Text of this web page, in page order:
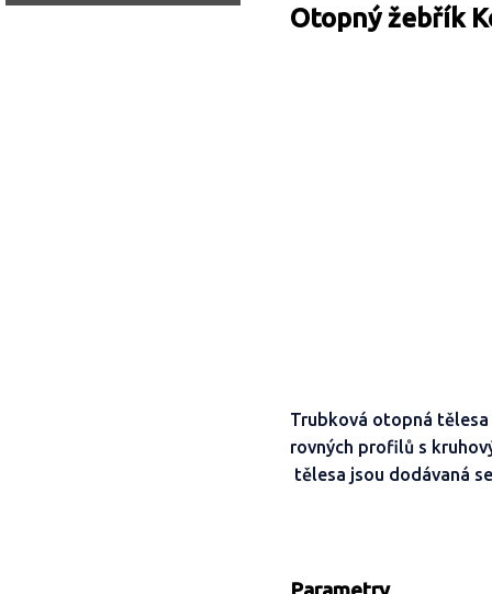
SERVIS A REVIZE KOTLŮ,Otopný žebřík
Trubková otopná tělesa
rovných profilů s
tělesa jsou dodávaná
Parametry